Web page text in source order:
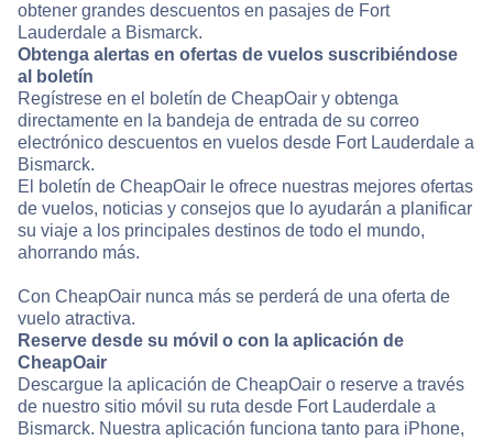
obtener grandes descuentos en pasajes de Fort
Lauderdale a Bismarck.
Obtenga alertas en ofertas de vuelos suscribiéndose
al boletín
Regístrese en el boletín de CheapOair y obtenga
directamente en la bandeja de entrada de su correo
electrónico descuentos en vuelos desde Fort Lauderdale a
Bismarck.
El boletín de CheapOair le ofrece nuestras mejores ofertas
de vuelos, noticias y consejos que lo ayudarán a planificar
su viaje a los principales destinos de todo el mundo,
ahorrando más.
Con CheapOair nunca más se perderá de una oferta de
vuelo atractiva.
Reserve desde su móvil o con la aplicación de
CheapOair
Descargue la aplicación de CheapOair o reserve a través
de nuestro sitio móvil su ruta desde Fort Lauderdale a
Bismarck. Nuestra aplicación funciona tanto para iPhone,